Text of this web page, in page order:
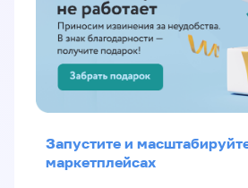
Запустите и
маркетплейсах